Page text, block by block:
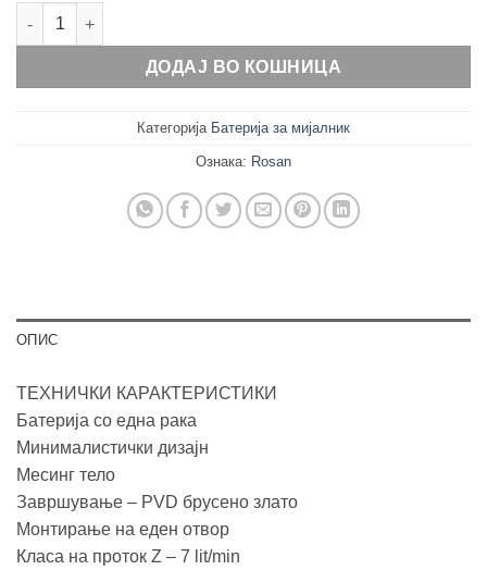
Батериjа за мијалник Rosan S2 Gold 230101G количина
ДОДАЈ ВО КОШНИЦА
Категорија Батерија за мијалник
Ознака: Rosan
ОПИС
ТЕХНИЧКИ КАРАКТЕРИСТИКИ
Батерија со една рака
Минималистички дизајн
Месинг тело
Завршување – PVD брусено злато
Монтирање на еден отвор
Класа на проток Z – 7 lit/min